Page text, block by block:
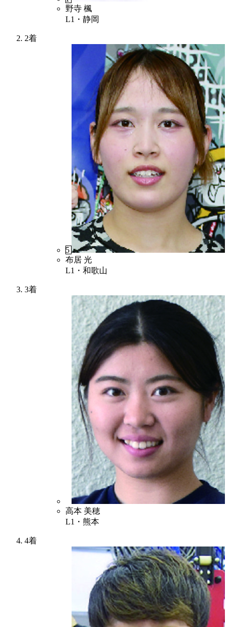
野寺 楓
L1・静岡
2着
5
布居 光
L1・和歌山
3着
高本 美穂
L1・熊本
4着